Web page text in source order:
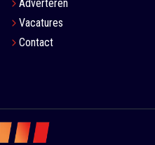
Adverteren
Vacatures
Contact